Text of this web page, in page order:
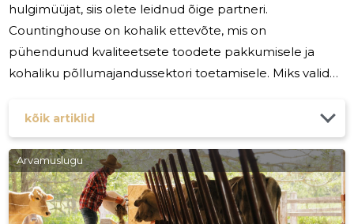
hulgimüüjat, siis olete leidnud õige partneri.
Countinghouse on kohalik ettevõte, mis on
pühendunud kvaliteetsete toodete pakkumisele ja
kohaliku põllumajandussektori toetamisele. Miks valida
rohkem kui lihtsalt hulgimüüja. Me oleme partnerid, kes
mõistavad kohalikke põllumajandustrende, klientide
vajadusi ja pühenduvad teie ettevõtte edu tagamisele.
Kvaliteetne teravili ja loomasööt Meie tootevalikus on
kvaliteetne teravili ja loomasööt, mis on valitud
kõik artiklid
Arvamuslugu